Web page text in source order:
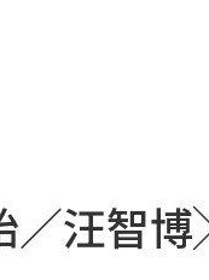
／汪智